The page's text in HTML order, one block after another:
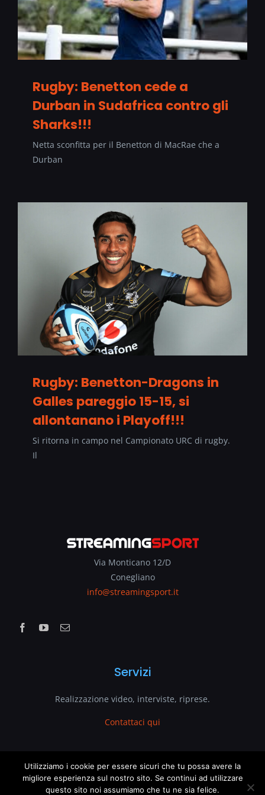
Rugby: Benetton cede a
Durban in Sudafrica contro gli
Sharks!!!
Netta sconfitta per il Benetton di MacRae che a
Durban
Rugby: Benetton-Dragons in
Galles pareggio 15-15, si
allontanano i Playoff!!!
Si ritorna in campo nel Campionato URC di rugby.
Il
Via Monticano 12/D
Conegliano
info@streamingsport.it
Servizi
Realizzazione video, interviste, riprese.
Contattaci qui
www.streamingsport.it
Utilizziamo i cookie per essere sicuri che tu possa avere la
migliore esperienza sul nostro sito. Se continui ad utilizzare
questo sito noi assumiamo che tu ne sia felice.